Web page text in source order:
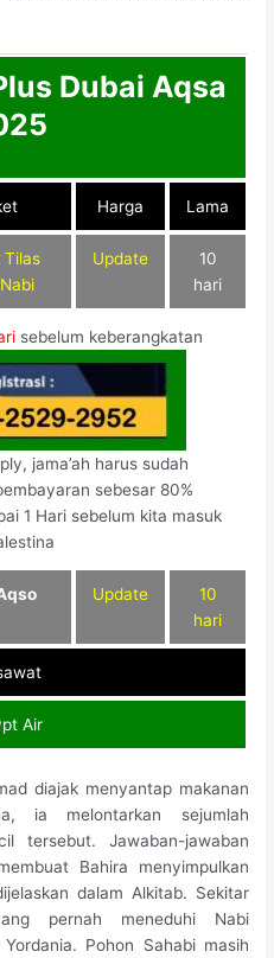
Dubai Aqsa
Harga Lama
Tilas
Update
10
hari
sebelum keberangkatan
jama’ah harus sudah
sebesar 80%
1 Hari sebelum kita masuk
Update
10
hari
Air
diajak menyantap makanan
ia melontarkan sejumlah
tersebut. Jawaban-jawaban
Bahira menyimpulkan
dalam Alkitab. Sekitar
pernah meneduhi Nabi
Pohon Sahabi masih